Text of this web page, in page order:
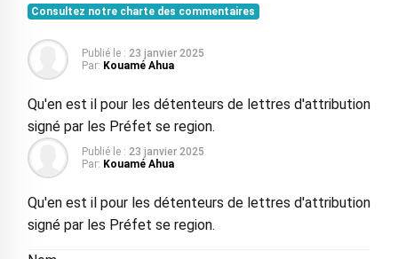
Consultez notre charte des commentaires
Publié le : 23 janvier 2025
Par: Kouamé Ahua
Qu'en est il pour les détenteurs de lettres d'attribution
signé par les Préfet se region.
Publié le : 23 janvier 2025
Par: Kouamé Ahua
Qu'en est il pour les détenteurs de lettres d'attribution
signé par les Préfet se region.